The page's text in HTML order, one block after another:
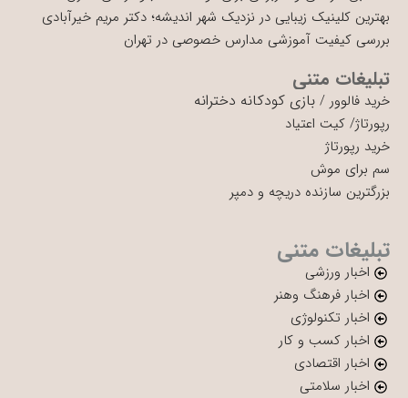
بهترین کلینیک زیبایی در نزدیک شهر اندیشه؛ دکتر مریم خیرآبادی
بررسی کیفیت آموزشی مدارس خصوصی در تهران
تبلیغات متنی
خرید فالوور / بازی کودکانه دخترانه
رپورتاژ/ کیت اعتیاد
خرید رپورتاژ
سم برای موش
بزرگترین سازنده دریچه و دمپر
تبلیغات متنی
اخبار ورزشی
اخبار فرهنگ وهنر
اخبار تکنولوژی
اخبار کسب و کار
اخبار اقتصادی
اخبار سلامتی